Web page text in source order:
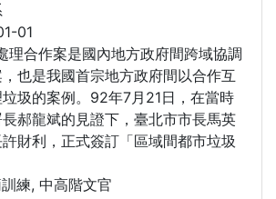
01
理合作案是國內地方政府間跨域協調
也是我國首宗地方政府間以合作互
圾的案例。92年7月21日，在當時
郝龍斌的見證下，臺北市市長馬英
財利，正式簽訂「區域間都市垃圾
練, 中高階文官